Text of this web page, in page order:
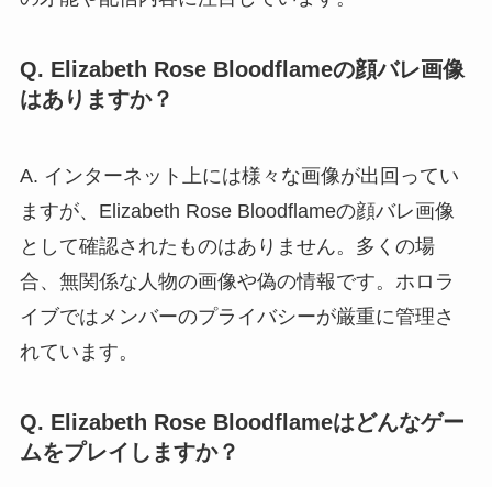
Q. Elizabeth Rose Bloodflameの顔バレ画像
はありますか？
A. インターネット上には様々な画像が出回ってい
ますが、Elizabeth Rose Bloodflameの顔バレ画像
として確認されたものはありません。多くの場
合、無関係な人物の画像や偽の情報です。ホロラ
イブではメンバーのプライバシーが厳重に管理さ
れています。
Q. Elizabeth Rose Bloodflameはどんなゲー
ムをプレイしますか？